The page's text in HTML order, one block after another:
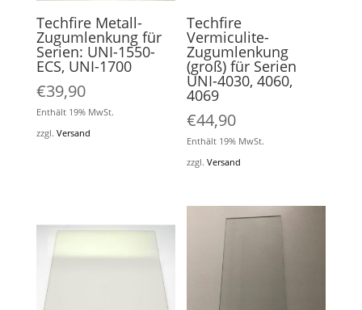
Techfire Metall-
Zugumlenkung für
Serien: UNI-1550-
ECS, UNI-1700
€39,90
Enthält 19% MwSt.
zzgl. Versand
Techfire
Vermiculite-
Zugumlenkung
(groß) für Serien
UNI-4030, 4060,
4069
€44,90
Enthält 19% MwSt.
zzgl.Versand